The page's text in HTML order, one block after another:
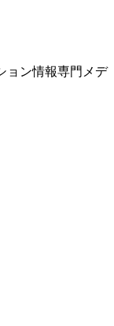
ョン情報専門メデ